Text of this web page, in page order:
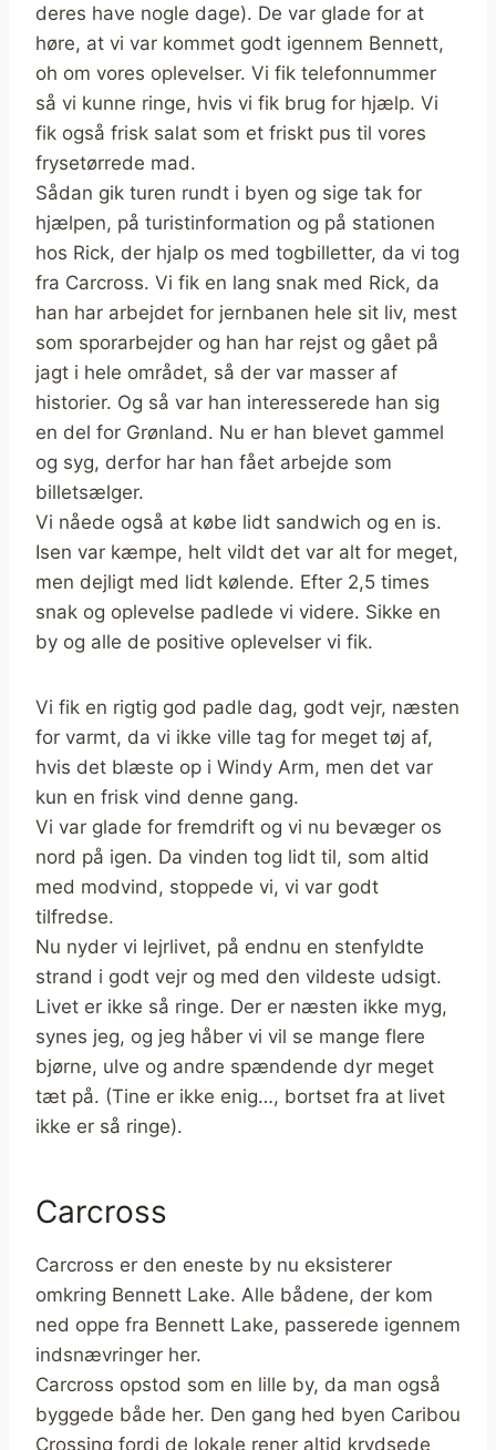
deres have nogle dage). De var glade for at
høre, at vi var kommet godt igennem Bennett,
oh om vores oplevelser. Vi fik telefonnummer
så vi kunne ringe, hvis vi fik brug for hjælp. Vi
fik også frisk salat som et friskt pus til vores
frysetørrede mad.
Sådan gik turen rundt i byen og sige tak for
hjælpen, på turistinformation og på stationen
hos Rick, der hjalp os med togbilletter, da vi tog
fra Carcross. Vi fik en lang snak med Rick, da
han har arbejdet for jernbanen hele sit liv, mest
som sporarbejder og han har rejst og gået på
jagt i hele området, så der var masser af
historier. Og så var han interesserede han sig
en del for Grønland. Nu er han blevet gammel
og syg, derfor har han fået arbejde som
billetsælger.
Vi nåede også at købe lidt sandwich og en is.
Isen var kæmpe, helt vildt det var alt for meget,
men dejligt med lidt kølende. Efter 2,5 times
snak og oplevelse padlede vi videre. Sikke en
by og alle de positive oplevelser vi fik.
Vi fik en rigtig god padle dag, godt vejr, næsten
for varmt, da vi ikke ville tag for meget tøj af,
hvis det blæste op i Windy Arm, men det var
kun en frisk vind denne gang.
Vi var glade for fremdrift og vi nu bevæger os
nord på igen. Da vinden tog lidt til, som altid
med modvind, stoppede vi, vi var godt
tilfredse.
Nu nyder vi lejrlivet, på endnu en stenfyldte
strand i godt vejr og med den vildeste udsigt.
Livet er ikke så ringe. Der er næsten ikke myg,
synes jeg, og jeg håber vi vil se mange flere
bjørne, ulve og andre spændende dyr meget
tæt på. (Tine er ikke enig…, bortset fra at livet
ikke er så ringe).
Carcross
Carcross er den eneste by nu eksisterer
omkring Bennett Lake. Alle bådene, der kom
ned oppe fra Bennett Lake, passerede igennem
indsnævringer her.
Carcross opstod som en lille by, da man også
byggede både her. Den gang hed byen Caribou
Crossing fordi de lokale rener altid krydsede